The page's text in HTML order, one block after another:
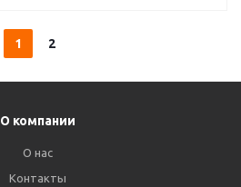
1 2
О компании
О нас
Контакты